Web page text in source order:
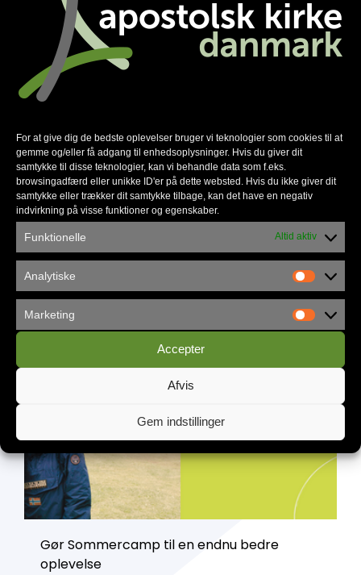
For at give dig de bedste oplevelser bruger vi teknologier som cookies til at
gemme og/eller få adgang til enhedsoplysninger. Hvis du giver dit
samtykke til disse teknologier, kan vi behandle data som f.eks.
browsingadfærd eller unikke ID'er på dette websted. Hvis du ikke giver dit
samtykke eller trækker dit samtykke tilbage, kan det have en negativ
indvirkning på visse funktioner og egenskaber.
Funktionelle Altid aktiv
Analytiske
Marketing
Accepter
Afvis
Gem indstillinger
Familienetværket gør en forskel
Københavns Frikirke flytter ind i
Vandværket
Gør Sommercamp til en endnu bedre
oplevelse